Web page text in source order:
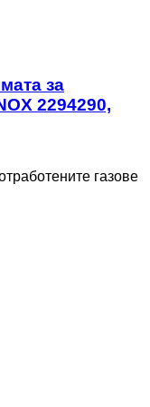
за
2294290,
газове